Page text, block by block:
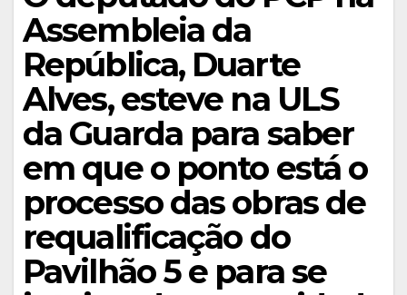
Assembleia da
República, Duarte
Alves, esteve na ULS
da Guarda para saber
em que o ponto está o
processo das obras de
requalificação do
Pavilhão 5 e para se